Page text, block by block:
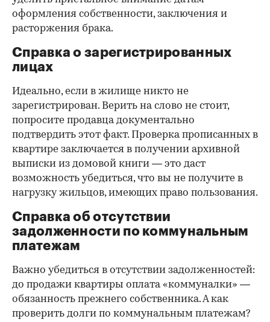
оформления собственности, заключения и
расторжения брака.
Справка о зарегистрированных
лицах
Идеально, если в жилище никто не
зарегистрирован. Верить на слово не стоит,
попросите продавца документально
подтвердить этот факт. Проверка прописанных в
квартире заключается в получении архивной
выписки из домовой книги — это даст
возможность убедиться, что вы не получите в
нагрузку жильцов, имеющих право пользования.
Справка об отсутствии
задолженности по коммунальным
платежам
Важно убедиться в отсутствии задолженностей:
до продажи квартиры оплата «коммуналки» —
обязанность прежнего собственника. А как
проверить долги по коммунальным платежам?